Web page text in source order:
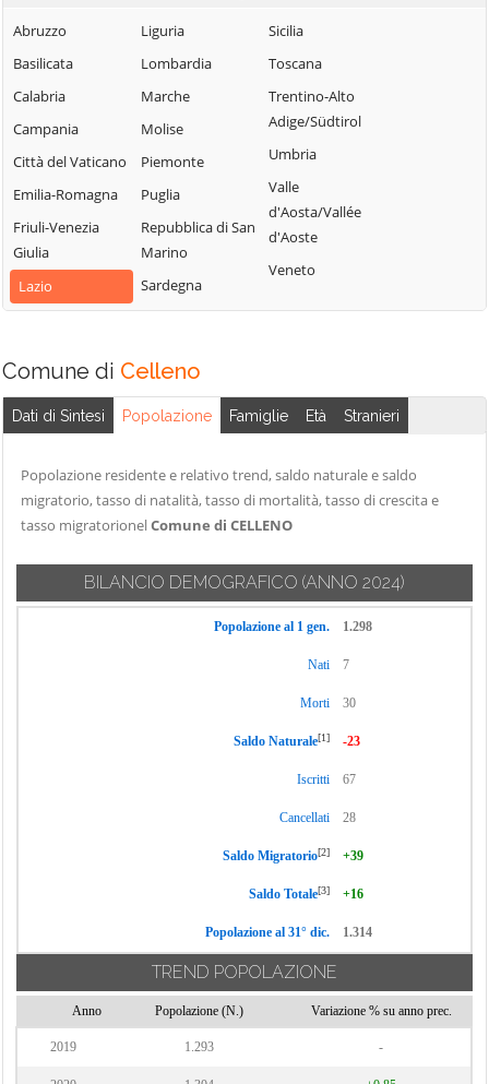
Caprarola
Carbognano
Castel Sant'Elia
Castiglione in
Teverina
Monte Romano
Montefiascone
Monterosi
Nepi
Onano
Vejano
Vignanello
Villa San
Giovanni in
Viterbo
Vitorchiano
Abruzzo
Basilicata
Calabria
Campania
Città del Vaticano
Emilia-Romagna
Friuli-Venezia
Giulia
Lazio
Liguria
Lombardia
Marche
Molise
Piemonte
Puglia
Repubblica di San
Marino
Sardegna
Sicilia
Toscana
Trentino-Alto
Adige/Südtirol
Umbria
Valle
d'Aosta/Vallée
d'Aoste
Veneto
Comune di Celleno
Dati di Sintesi Popolazione Famiglie Età Stranieri
Popolazione residente e relativo trend, saldo naturale e saldo
migratorio, tasso di natalità, tasso di mortalità, tasso di crescita e
tasso migratorionelComune di CELLENO
BILANCIO DEMOGRAFICO (ANNO 2024)
Popolazione al 1 gen. 1.298
Nati 7
Morti 30
Saldo Naturale[1] -23
Iscritti 67
Cancellati 28
Saldo Migratorio[2] +39
Saldo Totale[3] +16
Popolazione al 31° dic. 1.314
TREND POPOLAZIONE
Anno Popolazione (N.) Variazione % su anno prec.
2019 1.293 -